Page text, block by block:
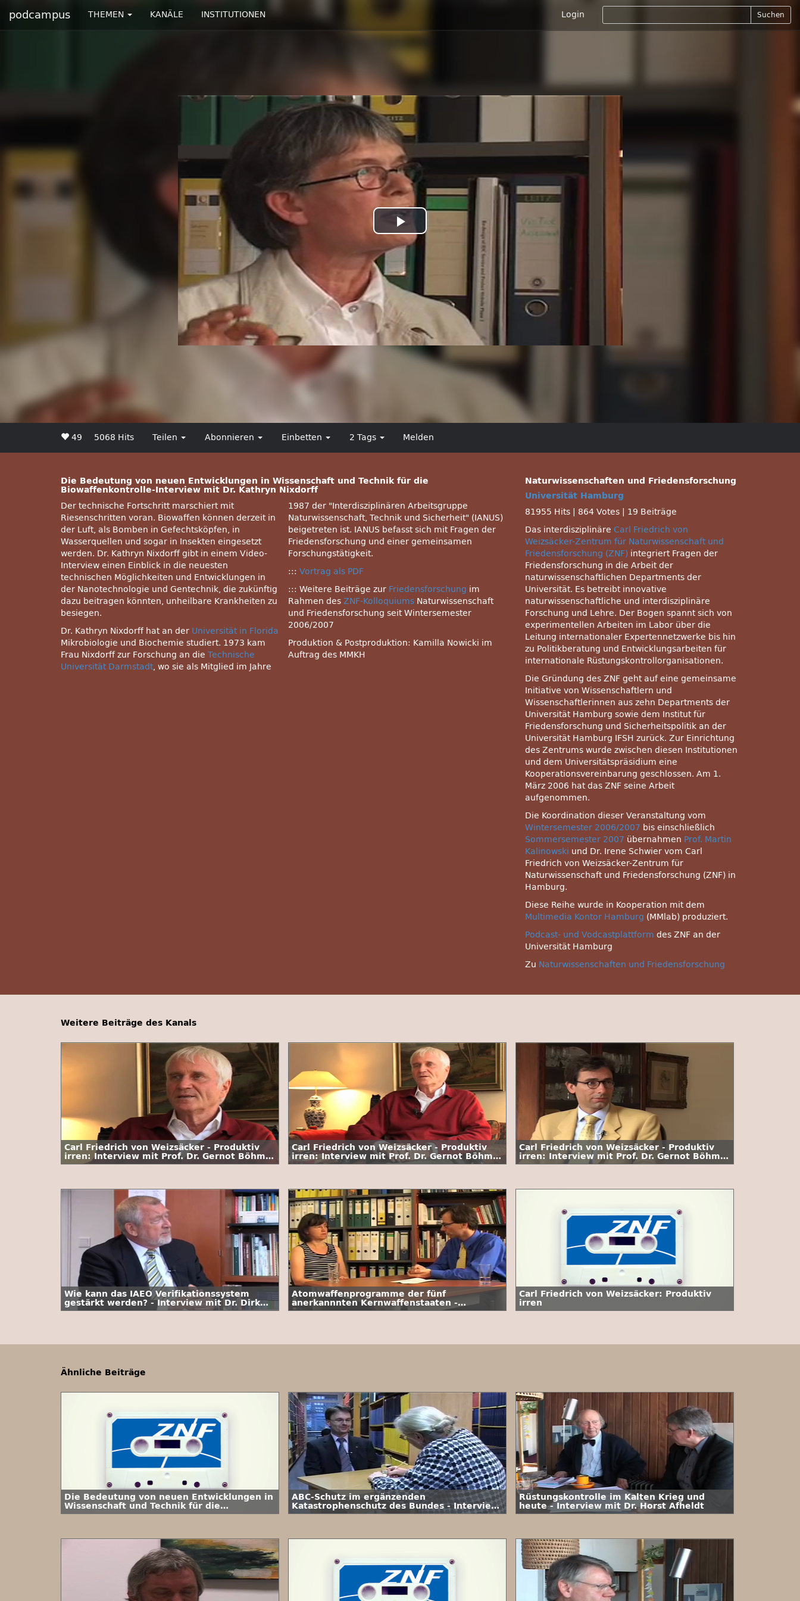
podcampus THEMEN KANÄLE INSTITUTIONEN Login Suchen
Play
Video
49 5068 Hits Teilen Abonnieren Einbetten 2 Tags Melden
Die Bedeutung von neuen Entwicklungen in Wissenschaft und Technik für die
Biowaffenkontrolle-Interview mit Dr. Kathryn Nixdorff
Der technische Fortschritt marschiert mit
Riesenschritten voran. Biowaffen können derzeit in
der Luft, als Bomben in Gefechtsköpfen, in
Wasserquellen und sogar in Insekten eingesetzt
werden. Dr. Kathryn Nixdorff gibt in einem Video-
Interview einen Einblick in die neuesten
technischen Möglichkeiten und Entwicklungen in
der Nanotechnologie und Gentechnik, die zukünftig
dazu beitragen könnten, unheilbare Krankheiten zu
besiegen.
Dr. Kathryn Nixdorff hat an der Universität in Florida
Mikrobiologie und Biochemie studiert. 1973 kam
Frau Nixdorff zur Forschung an die Technische
Universität Darmstadt, wo sie als Mitglied im Jahre
1987 der
Interdisziplinären Arbeitsgruppe
Naturwissenschaft, Technik und Sicherheit
(IANUS)
beigetreten ist. IANUS befasst sich mit Fragen der
Friedensforschung und einer gemeinsamen
Forschungstätigkeit.
::: Vortrag als PDF
::: Weitere Beiträge zur Friedensforschung im
Rahmen des ZNF-Kolloquiums Naturwissenschaft
und Friedensforschung seit Wintersemester
2006/2007
Produktion & Postproduktion: Kamilla Nowicki im
Auftrag des MMKH
Naturwissenschaften und Friedensforschung
Universität Hamburg
81955 Hits
864 Votes
19 Beiträge
Das interdisziplinäre Carl Friedrich von
Weizsäcker-Zentrum für Naturwissenschaft und
Friedensforschung (ZNF) integriert Fragen der
Friedensforschung in die Arbeit der
naturwissenschaftlichen Departments der
Universität. Es betreibt innovative
naturwissenschaftliche und interdisziplinäre
Forschung und Lehre. Der Bogen spannt sich von
experimentellen Arbeiten im Labor über die
Leitung internationaler Expertennetzwerke bis hin
zu Politikberatung und Entwicklungsarbeiten für
internationale Rüstungskontrollorganisationen.
Die Gründung des ZNF geht auf eine gemeinsame
Initiative von Wissenschaftlern und
Wissenschaftlerinnen aus zehn Departments der
Universität Hamburg sowie dem Institut für
Friedensforschung und Sicherheitspolitik an der
Universität Hamburg IFSH zurück. Zur Einrichtung
des Zentrums wurde zwischen diesen Institutionen
und dem Universitätspräsidium eine
Kooperationsvereinbarung geschlossen. Am 1.
März 2006 hat das ZNF seine Arbeit
aufgenommen.
Die Koordination dieser Veranstaltung vom
Wintersemester 2006/2007 bis einschließlich
Sommersemester 2007 übernahmen Prof. Martin
Kalinowski und Dr. Irene Schwier vom Carl
Friedrich von Weizsäcker-Zentrum für
Naturwissenschaft und Friedensforschung (ZNF) in
Hamburg.
Diese Reihe wurde in Kooperation mit dem
Multimedia Kontor Hamburg (MMlab) produziert.
Podcast- und Vodcastplattform des ZNF an der
Universität Hamburg
Zu Naturwissenschaften und Friedensforschung
Weitere Beiträge des Kanals
Carl Friedrich von Weizsäcker - Produktiv
irren: Interview mit Prof. Dr. Gernot Böhme
/ 3. Folge
Carl Friedrich von Weizsäcker - Produktiv
irren: Interview mit Prof. Dr. Gernot Böhme
/ 2. Folge
Carl Friedrich von Weizsäcker - Produktiv
irren: Interview mit Prof. Dr. Gernot Böhme
/ 1. Folge
Wie kann das IAEO Verifikationssystem
gestärkt werden? - Interview mit Dr. Dirk
Schriefer
Atomwaffenprogramme der fünf
anerkannnten Kernwaffenstaaten -
Interview mit Dr. Annette Schaper
Carl Friedrich von Weizsäcker: Produktiv
irren
Ähnliche Beiträge
Die Bedeutung von neuen Entwicklungen in
Wissenschaft und Technik für die
Biowaffenkontrolle
ABC-Schutz im ergänzenden
Katastrophenschutz des Bundes - Interview
mit Dr. Roman Trebbe vom BBK
Rüstungskontrolle im Kalten Krieg und
heute - Interview mit Dr. Horst Afheldt